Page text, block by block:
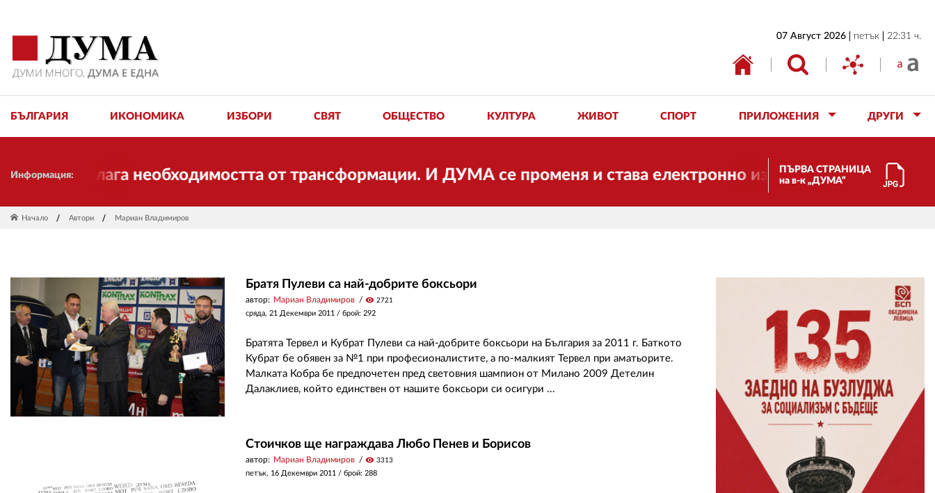
07 Август 2026 петък 22:31 ч.
БЪЛГАРИЯ ИКОНОМИКА ИЗБОРИ СВЯТ ОБЩЕСТВО КУЛТУРА ЖИВОТ СПОРТ ПРИЛОЖЕНИЯ ДРУГИ
Информация:
налага необходимостта от трансформации. И ДУМА се променя и става електронно издание, но ще продължи да
ПЪРВА СТРАНИЦА
на в-к „ДУМА“
Начало Автори Мариан Владимиров
Братя Пулеви са най-добрите боксьори
автор: Мариан Владимиров visibility 2721
сряда, 21 Декември 2011 / брой: 292
Братята Тервел и Кубрат Пулеви са най-добрите боксьори на България за 2011 г. Баткото
Кубрат бе обявен за №1 при професионалистите, а по-малкият Тервел при аматьорите.
Малката Кобра бе предпочетен пред световния шампион от Милано 2009 Детелин
Далаклиев, който единствен от нашите боксьори си осигури ...
Стоичков ще награждава Любо Пенев и Борисов
автор: Мариан Владимиров visibility 3313
петък, 16 Декември 2011 / брой: 288
ИКОНОМИКА
ОБЩЕСТВО
АВТОРИ
РЕДАКЦИЯ
РЕКЛАМА
АБОНАМЕНТ